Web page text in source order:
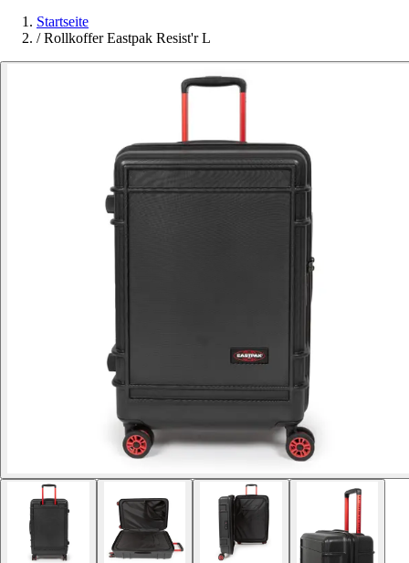
Startseite
/ Rollkoffer Eastpak Resist'r L